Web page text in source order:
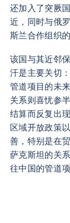
还加入了突厥
近，同时与俄
斯兰合作组织的
该国与其近邻
汗是主要关切
管道项目的未
关系则喜忧参
结算而反复出
区域开放政策
善，特别是在
萨克斯坦的关
往中国的管道项